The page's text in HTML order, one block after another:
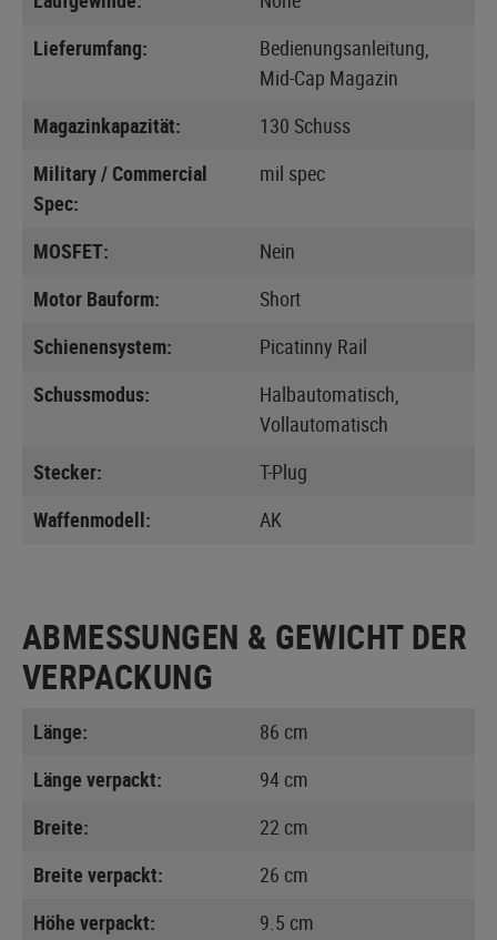
Lieferumfang:
Bedienungsanleitung,
Mid-Cap Magazin
Magazinkapazität:
130 Schuss
Military / Commercial
Spec:
mil spec
MOSFET:
Nein
Motor Bauform:
Short
Schienensystem:
Picatinny Rail
Schussmodus:
Halbautomatisch,
Vollautomatisch
Stecker:
T-Plug
Waffenmodell:
AK
ABMESSUNGEN & GEWICHT DER
VERPACKUNG
Länge:
86 cm
Länge verpackt:
94 cm
Breite:
22 cm
Breite verpackt:
26 cm
Höhe verpackt:
9.5 cm